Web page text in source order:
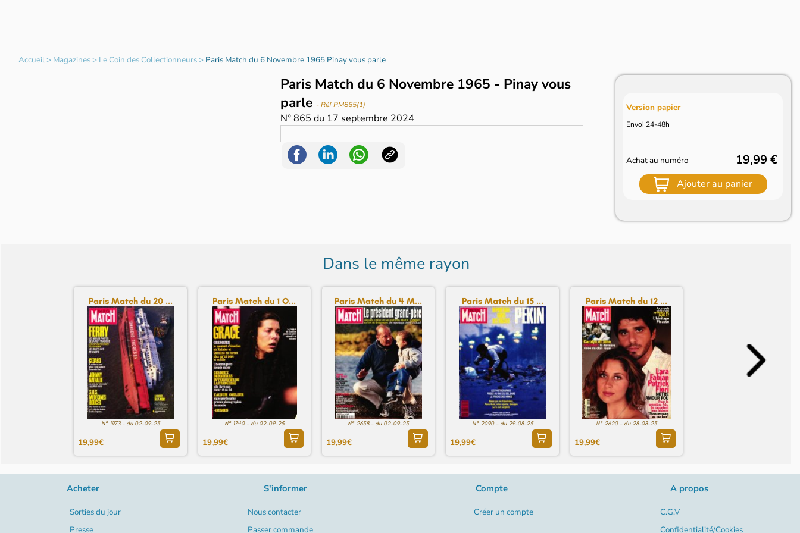
Accueil> Magazines> Le Coin des Collectionneurs> Paris Match du 6 Novembre 1965 Pinay vous parle
Paris Match du 6 Novembre 1965 - Pinay vous
parle - Réf PM865(1)
N°865 du 17 septembre 2024
Version papier
Envoi 24-48h
Achat au numéro 19,99 €
Ajouter au panier
Dans le même rayon
Paris Match du 20 ...
N° 1973 - du 02-09-25
19,99€
Paris Match du 1 O...
N° 1740 - du 02-09-25
19,99€
Paris Match du 4 M...
N° 2658 - du 02-09-25
19,99€
Paris Match du 15 ...
N° 2090 - du 29-08-25
19,99€
Paris Match du 12 ...
N° 2620 - du 28-08-25
19,99€
Acheter
Sorties du jour
Presse
S'informer
Nous contacter
Passer commande
Compte
Créer un compte
A propos
C.G.V
Confidentialité/Cookies